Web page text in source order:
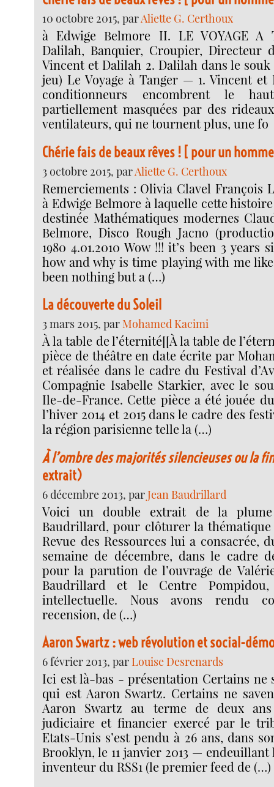
10 octobre 2015, parAliette G. Certhoux
à Edwige Belmore II. LE VOYAGE A
Dalilah, Banquier, Croupier, Directeur
Vincent et Dalilah 2. Dalilah dans le souk
jeu) Le Voyage à Tanger — 1. Vincent
conditionneurs encombrent le
partiellement masquées par des
ventilateurs, qui ne tournent plus, une fo
Chérie fais de beaux rêves ! [ pour un
3 octobre 2015, parAliette G. Certhoux
Remerciements : Olivia Clavel François
à Edwige Belmore à laquelle cette
destinée Mathématiques modernes
Belmore, Disco Rough Jacno
1980 4.01.2010 Wow !!! it’s been 3 years
how and why is time playing with me
been nothing but a (…)
La découverte du Soleil
3 mars 2015, par Mohamed Kacimi
À la table de l’éternité[[À la table de
pièce de théâtre en date écrite par
et réalisée dans le cadre du Festival
Compagnie Isabelle Starkier, avec le
Ile-de-France. Cette pièce a été jouée
l’hiver 2014 et 2015 dans le cadre des
la région parisienne telle la (…)
À l’ombre des majorités silencieuses ou la
extrait)
6 décembre 2013, parJean Baudrillard
Voici un double extrait de la
Baudrillard, pour clôturer la
Revue des Ressources lui a consacrée,
semaine de décembre, dans le cadre
pour la parution de l’ouvrage de
Baudrillard et le Centre
intellectuelle. Nous avons rendu
recension, de (…)
Aaron Swartz : web révolution et social-
6 février 2013, par Louise Desrenards
Ici est là-bas - présentation Certains ne
qui est Aaron Swartz. Certains ne
Aaron Swartz au terme de deux
judiciaire et financier exercé par le
Etats-Unis s’est pendu à 26 ans, dans
Brooklyn, le 11 janvier 2013 —
inventeur du RSS1 (le premier feed de (…)